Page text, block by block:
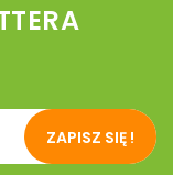
ZAPISZ SIĘ !